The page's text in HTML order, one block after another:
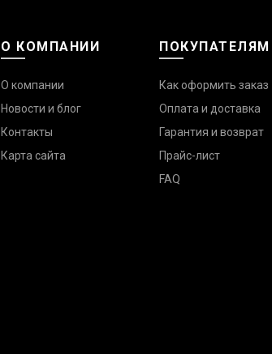
О КОМПАНИИ
О компании
Новости и блог
Контакты
Карта сайта
ПОКУПАТЕЛЯМ
Как оформить заказ
Оплата и доставка
Гарантия и возврат
Прайс-лист
FAQ